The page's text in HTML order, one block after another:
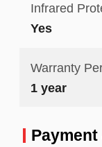
Infrared
Yes
Warranty
1 year